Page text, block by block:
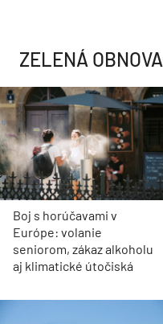
ZELENÁ OBNOVA
Boj s horúčavami v
Európe: volanie
seniorom, zákaz alkoholu
aj klimatické útočiská